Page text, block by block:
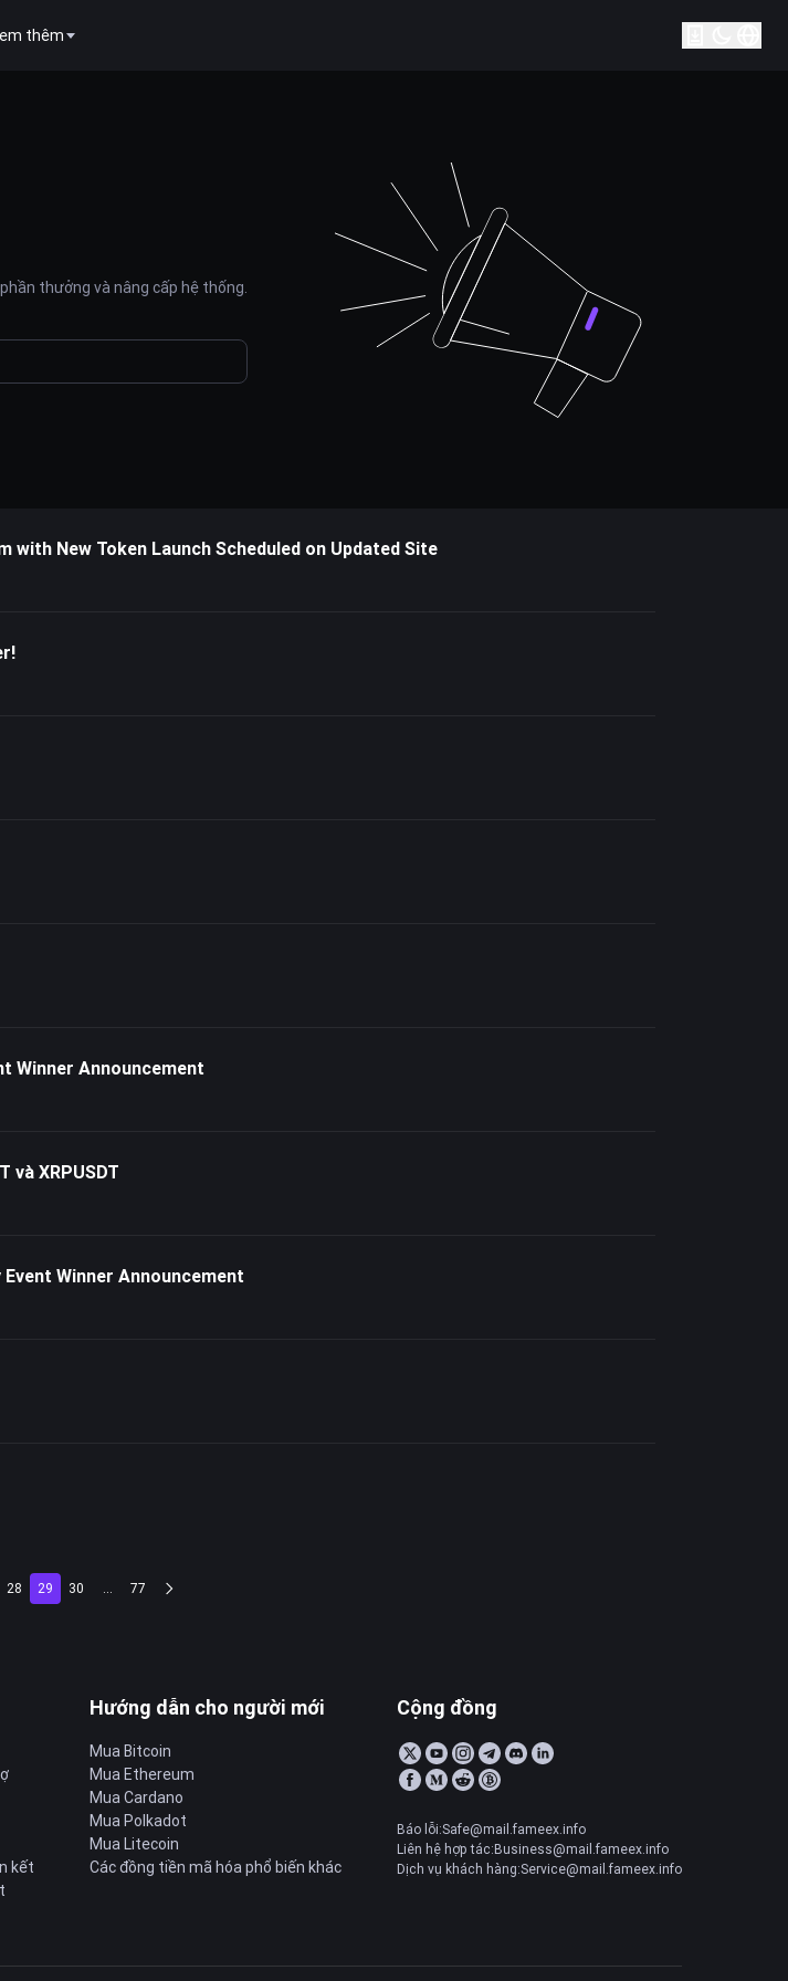
thêm
thưởng và nâng cấp hệ thống.
with New Token Launch Scheduled on Updated Site
Winner Announcement
và XRPUSDT
Winner Announcement
28 29 30 ... 77
kết
Hướng dẫn cho người mới
Mua Bitcoin
Mua Ethereum
Mua Cardano
Mua Polkadot
Mua Litecoin
Các đồng tiền mã hóa phổ biến khác
Cộng đồng
Báo lỗi:Safe@mail.fameex.info
Liên hệ hợp tác:Business@mail.fameex.info
Dịch vụ khách hàng:Service@mail.fameex.info